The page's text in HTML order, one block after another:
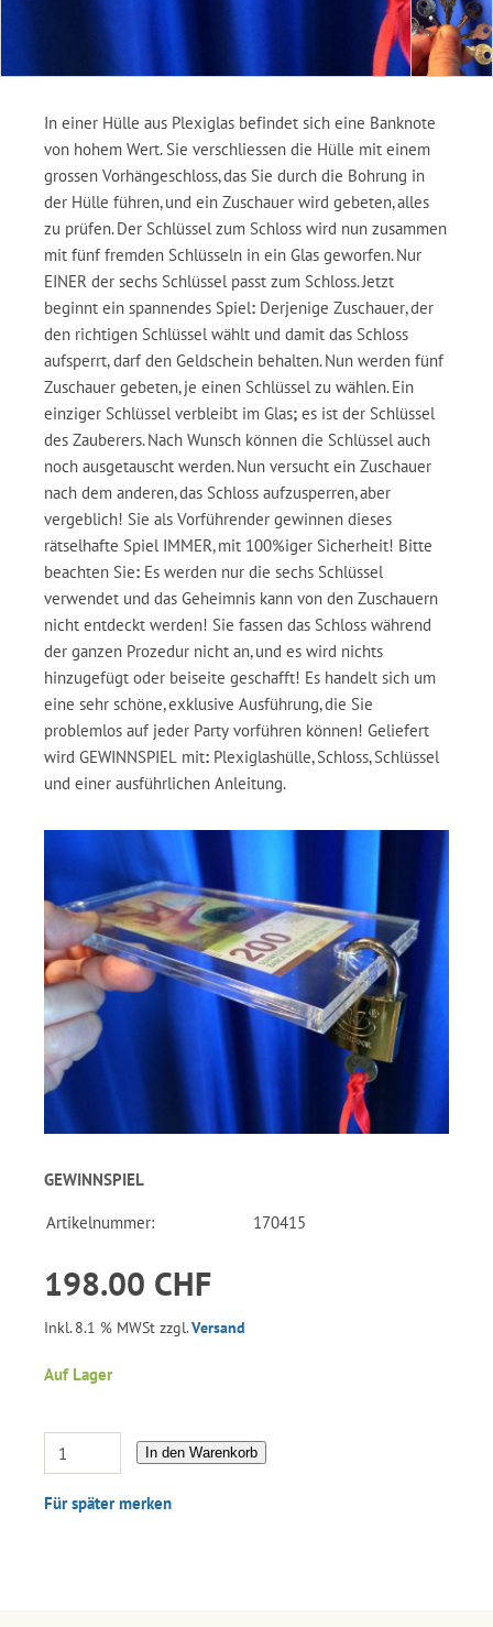
In einer Hülle aus Plexiglas befindet sich eine Banknote
von hohem Wert. Sie verschliessen die Hülle mit einem
grossen Vorhängeschloss, das Sie durch die Bohrung in
der Hülle führen, und ein Zuschauer wird gebeten, alles
zu prüfen. Der Schlüssel zum Schloss wird nun zusammen
mit fünf fremden Schlüsseln in ein Glas geworfen. Nur
EINER der sechs Schlüssel passt zum Schloss. Jetzt
beginnt ein spannendes Spiel: Derjenige Zuschauer, der
den richtigen Schlüssel wählt und damit das Schloss
aufsperrt, darf den Geldschein behalten. Nun werden fünf
Zuschauer gebeten, je einen Schlüssel zu wählen. Ein
einziger Schlüssel verbleibt im Glas; es ist der Schlüssel
des Zauberers. Nach Wunsch können die Schlüssel auch
noch ausgetauscht werden. Nun versucht ein Zuschauer
nach dem anderen, das Schloss aufzusperren, aber
vergeblich! Sie als Vorführender gewinnen dieses
rätselhafte Spiel IMMER, mit 100%iger Sicherheit! Bitte
beachten Sie: Es werden nur die sechs Schlüssel
verwendet und das Geheimnis kann von den Zuschauern
nicht entdeckt werden! Sie fassen das Schloss während
der ganzen Prozedur nicht an, und es wird nichts
hinzugefügt oder beiseite geschafft! Es handelt sich um
eine sehr schöne, exklusive Ausführung, die Sie
problemlos auf jeder Party vorführen können! Geliefert
wird GEWINNSPIEL mit: Plexiglashülle, Schloss, Schlüssel
und einer ausführlichen Anleitung.
GEWINNSPIEL
Artikelnummer: 170415
198.00 CHF
Inkl. 8.1 % MWSt zzgl.Versand
Auf Lager
In den Warenkorb
Für später merken